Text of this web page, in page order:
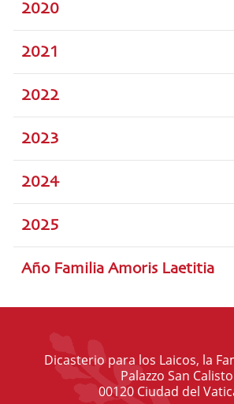
2020
2021
2022
2023
2024
2025
Año Familia Amoris Laetitia
Dicasterio para los Laicos, la
Palazzo San Calisto
00120 Ciudad del